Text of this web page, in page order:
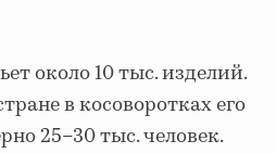
около 10 тыс. изделий.
в косоворотках его
25–30 тыс. человек.